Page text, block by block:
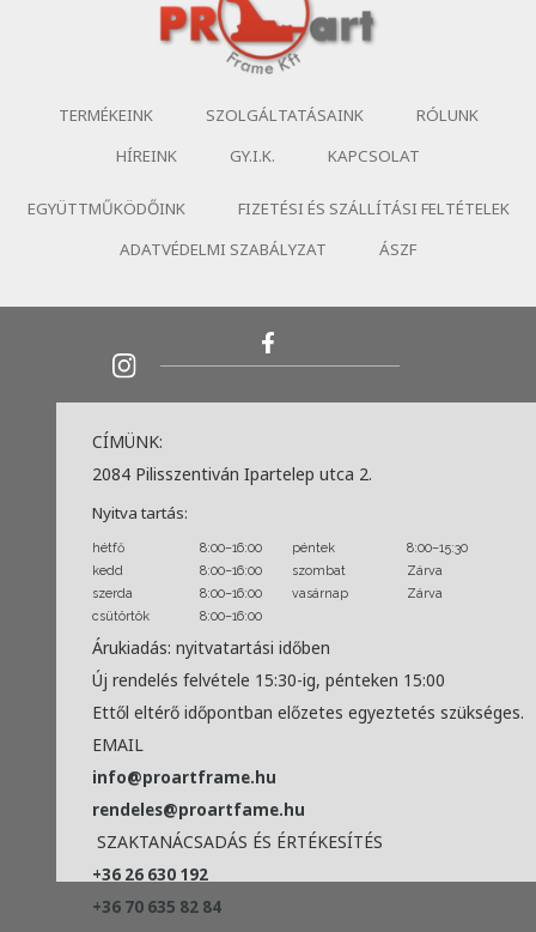
TERMÉKEINK SZOLGÁLTATÁSAINK
RÓLUNK
HÍREINK
GY.I.K. KAPCSOLAT
EGYÜTTMŰKÖDŐINK
FIZETÉSI ÉS SZÁLLÍTÁSI FELTÉTELEK
ADATVÉDELMI SZABÁLYZAT
ÁSZF
CÍMÜNK:
2084 Pilisszentiván Ipartelep utca 2.
Nyitva tartás:
hétfő 8:00–16:00 péntek
8:00–15:30
kedd
8:00–16:00 szombat
Zárva
szerda
8:00–16:00 vasárnap
Zárva
csütörtök
8:00–16:00
Árukiadás: nyitvatartási időben
Új rendelés felvétele 15:30-ig, pénteken 15:00
Ettől eltérő időpontban előzetes egyeztetés szükséges.
EMAIL
info@proartframe.hu
rendeles@proartfame.hu
SZAKTANÁCSADÁS ÉS ÉRTÉKESÍTÉS
+36 26 630 192
+36 70 635 82 84